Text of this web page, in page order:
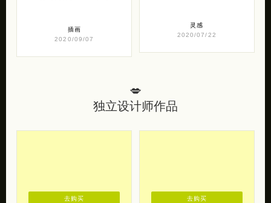
插画
2020/09/07
灵感
2020/07/22
💋
独立设计师作品
去购买 去购买